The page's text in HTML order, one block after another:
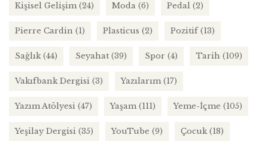
Kişisel Gelişim (24) Moda (6) Pedal (2)
Pierre Cardin (1) Plasticus (2) Pozitif(13)
Sağlık(44) Seyahat (39) Spor (4) Tarih (109)
Vakıfbank Dergisi (3) Yazılarım (17)
Yazım Atölyesi (47) Yaşam (111) Yeme-İçme (105)
Yeşilay Dergisi (35) YouTube (9) Çocuk(18)